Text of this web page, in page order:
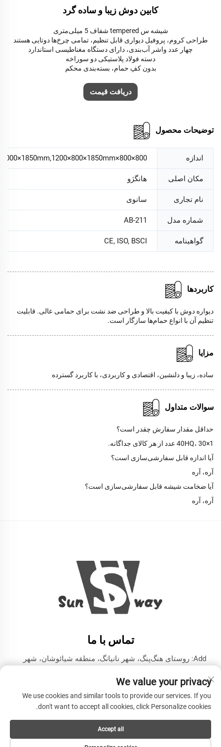
کابین دوش زیبا و ساده گرد
شیشه س tempered شفاف 5 میلی‌متری
طراحی کروم، پروفیل دیواری قابل تنظیم، تمامی چرخ‌ها دوتایی هستند
چهار عدد واشر آب‌بندی، دارای دستگاه مغناطیسی استاندارد
دسته فولاد پلاستیکی دو سوراخه
بدون کفِ حمام، بسته‌بندی محکم
دریافت قیمت
توضیحات محصول
اندازه 800×800×1850mm,900×900×1850mm,1000×1000×1850mm,1200×800×1850mm
مکان اصلی هانگژو
نام تجاری سانوی
شماره مدل AB-211
گواهینامه CE, ISO, BSCI
کاربردها
دیواره دوش با کیفیت بالا و طراحی ضد نشت برای حمامی عالی. قابلیت
تنظیم آن با انواع حمام‌ها سازگار است.
مزایا
ساده، زیبا و دلنشین، اقتصادی و کاربردی، با کاربرد گسترده
سوالات متداول
حداقل مقدار سفارش چقدر است؟
1×40HQ، 30 عدد از هر کالای جداگانه.
آیا اندازه قابل سفارشی‌سازی است؟
آره، آره
آیا ضخامت شیشه قابل سفارشی‌سازی است؟
آره، آره
تماس با ما
Add: روستای هنگ‌پنگ، شهر نانیانگ، منطقه شیائوشان، شهر
تلفن:+86-13606543282
ایمیل:[email protected]
سیاست حفظ حریم خصوصی
We value your privacy
We use cookies and similar tools to provide our services. If you
don't want to accept all cookies, click Personalize cookies.
Accept all